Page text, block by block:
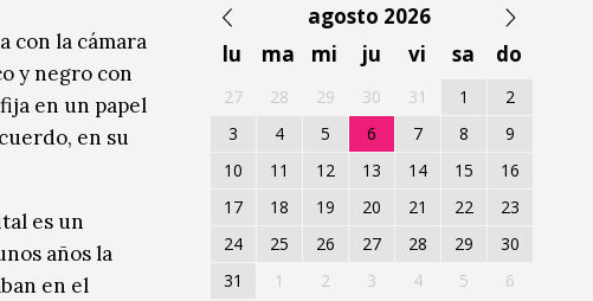
con la cámara
y negro con
en un papel
en su
es un
años la
en el
agosto 2026
lu
ma mi ju vi sa do
27 28 29 30 31 1
2
3
4 5 6 7 8
9
10
11 12 13 14 15
16
17
18 19 20 21 22
23
24
25 26 27 28 29
30
31
1 2 3 4 5 6